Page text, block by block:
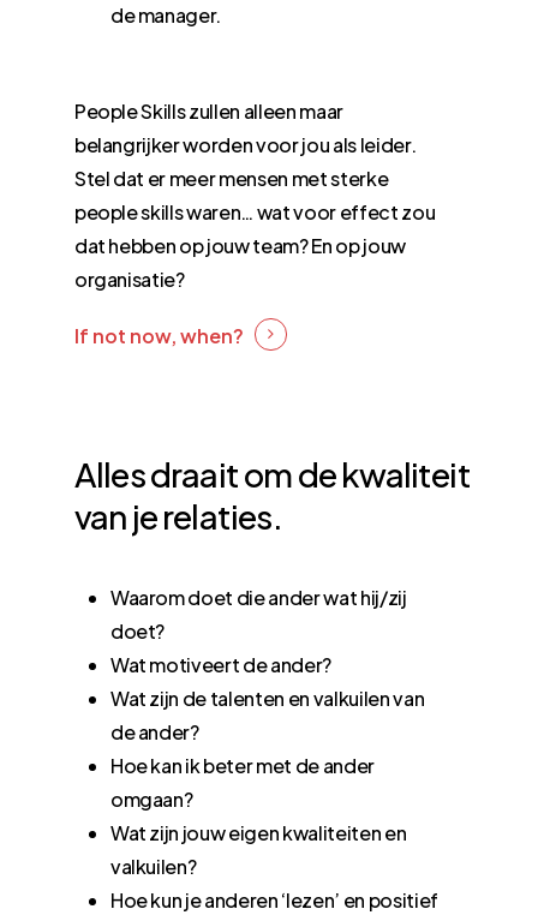
de manager.
People Skills zullen alleen maar
belangrijker worden voor jou als leider.
Stel dat er meer mensen met sterke
people skills waren… wat voor effect zou
dat hebben op jouw team? En op jouw
organisatie?
If not now, when?
Allesdraaitomdekwaliteit
van jerelaties.
Waarom doet die ander wat hij/zij
doet?
Wat motiveert de ander?
Wat zijn de talenten en valkuilen van
de ander?
Hoe kan ik beter met de ander
omgaan?
Wat zijn jouw eigen kwaliteiten en
valkuilen?
Hoe kun je anderen ‘lezen’ en positief